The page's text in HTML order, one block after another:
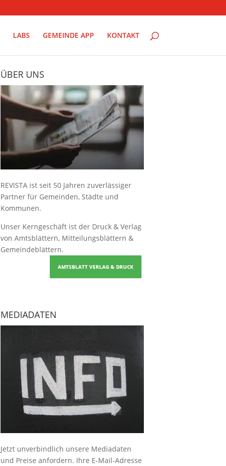
LABS GEMEINDE APP KONTAKT
ÜBER UNS
REVISTA ist seit 50 Jahren zuverlässiger
Partner für Gemeinden, Städte und
Kommunen.
Unser Kerngeschäft ist der Druck & Verlag
von Amtsblättern, Mitteilungsblättern &
Gemeindeblättern.
AMTSBLATT VERLAG & DRUCK
MEDIADATEN
Jetzt unverbindlich unsere Mediadaten
und Preise anfordern. Ihre E-Mail-Adresse